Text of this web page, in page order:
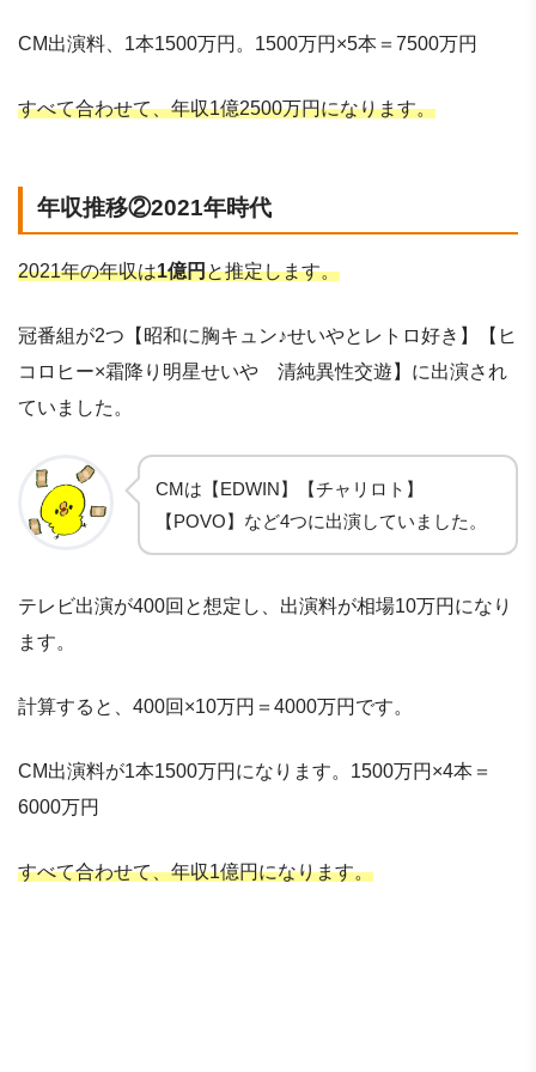
CM出演料、1本1500万円。1500万円×5本＝7500万円
すべて合わせて、年収1億2500万円になります。
年収推移②2021年時代
2021年の年収は1億円と推定します。
冠番組が2つ【昭和に胸キュン♪せいやとレトロ好き】【ヒ
コロヒー×霜降り明星せいや 清純異性交遊】に出演され
ていました。
CMは【EDWIN】【チャリロト】
【POVO】など4つに出演していました。
テレビ出演が400回と想定し、出演料が相場10万円になり
ます。
計算すると、400回×10万円＝4000万円です。
CM出演料が1本1500万円になります。1500万円×4本＝
6000万円
すべて合わせて、年収1億円になります。